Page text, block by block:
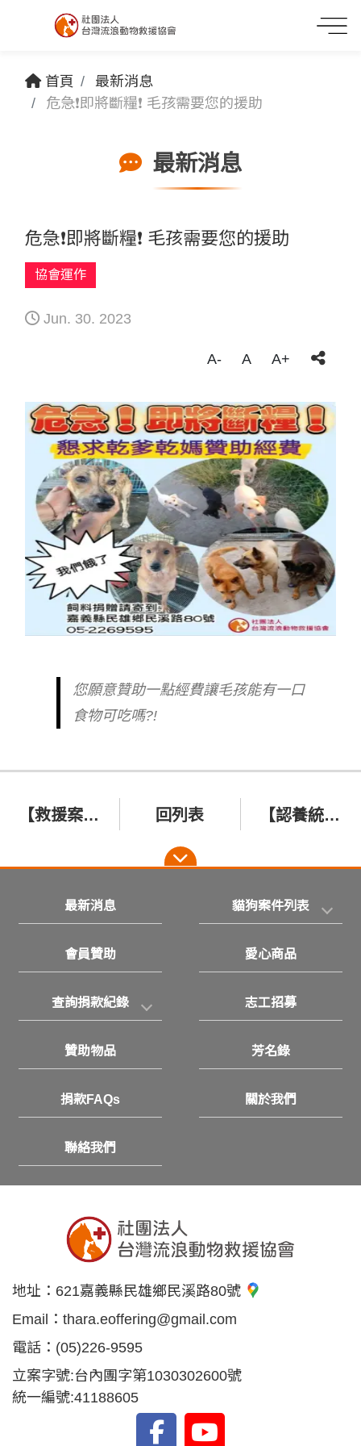
首頁
最新消息
危急❗即將斷糧❗ 毛孩需要您的援助
最新消息
危急❗即將斷糧❗ 毛孩需要您的援助
協會運作
Jun. 30. 2023
A- A A+
您願意贊助一點經費讓毛孩能有一口
食物可吃嗎?!
【救援案件】2023/06/18嘉義富和路走失狗 瑞瑞 回列表 【認養統計】2023年5月份有6隻貓咪5隻狗狗透過協會找到幸福！恭喜你們！
最新消息 貓狗案件列表
會員贊助 愛心商品
查詢捐款紀錄 志工招募
贊助物品 芳名錄
捐款FAQs 關於我們
聯絡我們
地址： 621嘉義縣民雄鄉民溪路80號
Email： thara.eoffering@gmail.com
電話： (05)226-9595
立案字號:台內團字第1030302600號
統一編號:41188605